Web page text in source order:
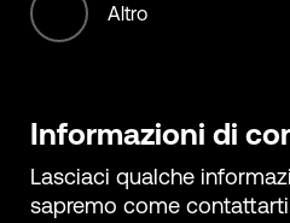
Altro
Informazioni di
Lasciaci qualche
sapremo come